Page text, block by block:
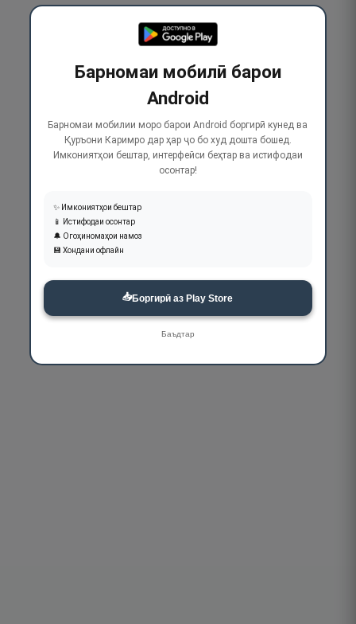
Барномаи мобилӣ барои
Android
Барномаи мобилии моро барои Android боргирӣ кунед ва
Қуръони Каримро дар ҳар ҷо бо худ дошта бошед.
Имкониятҳои бештар, интерфейси беҳтар ва истифодаи
осонтар!
✨ Имкониятҳои бештар
📱 Истифодаи осонтар
🔔 Огоҳиномаҳои намоз
💾 Хондани офлайн
📥Боргирӣ аз Play Store
Баъдтар